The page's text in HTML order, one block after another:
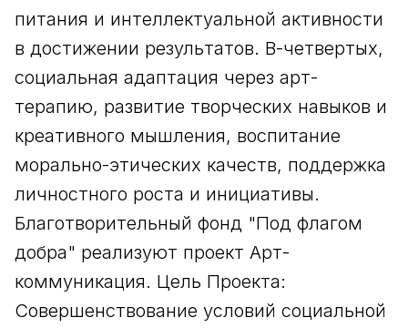
питания и интеллектуальной активности
в достижении результатов. В-четвертых,
социальная адаптация через арт-
терапию, развитие творческих навыков и
креативного мышления, воспитание
морально-этических качеств, поддержка
личностного роста и инициативы.
Благотворительный фонд "Под флагом
добра" реализуют проект Арт-
коммуникация. Цель Проекта:
Совершенствование условий социальной